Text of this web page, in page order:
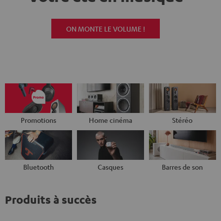
ON MONTE LE VOLUME !
Promotions Home cinéma Stéréo
Bluetooth Casques Barres de son
Produits à succès